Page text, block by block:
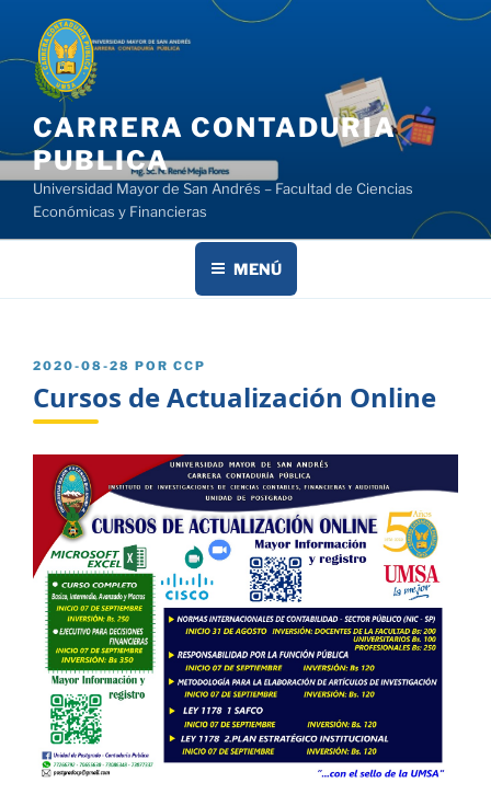
contenido
CARRERA CONTADURIA
PUBLICA
Universidad Mayor de San Andrés – Facultad de Ciencias
Económicas y Financieras
MENÚ
PUBLICADO
2020-08-28 POR CCP
Cursos de Actualización Online